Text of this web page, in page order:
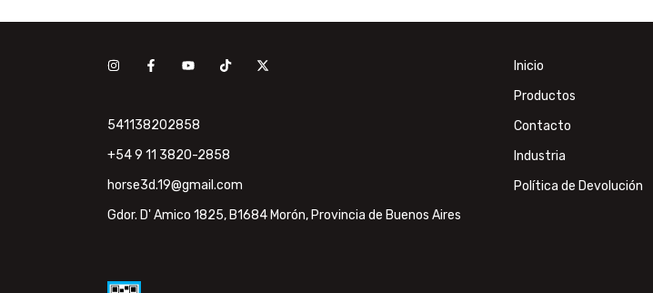
541138202858
+54 9 11 3820-2858
horse3d.19@gmail.com
Gdor. D' Amico 1825, B1684 Morón, Provincia de Buenos Aires
Inicio
Productos
Contacto
Industria
Política de Devolución